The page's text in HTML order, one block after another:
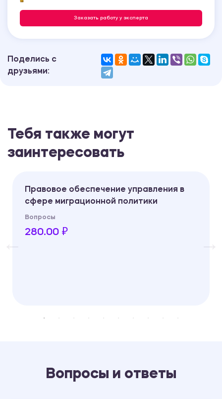
Заказать работу у эксперта
Поделись с
друзьями:
Тебя также могут
заинтересовать
Правовое обеспечение управления в
сфере миграционной политики
Вопросы
280.00 ₽
Вопросы и ответы